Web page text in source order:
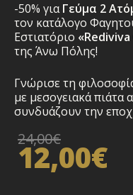
-50% γιαΓεύμα 2 Α
τον κατάλογο
Εστιατόριο
της Άνω Πόλης!
Γνώρισε τη
με μεσογειακά
συνδυάζουν την
24,00€
12,00€